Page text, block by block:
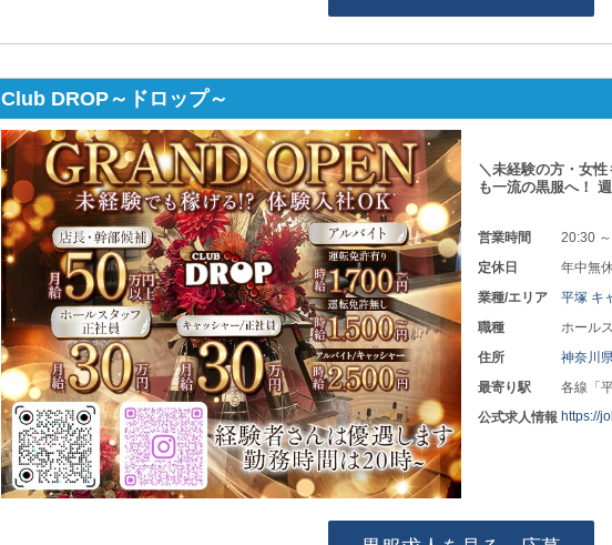
Club DROP～ドロップ～
＼未経験の方・女
も一流の黒服へ！
営業時間
20:30
定休日
年中無
業種/エリア
平塚 キ
職種
ホール
住所
神奈川
最寄り駅
各線「
公式求人情報 https://